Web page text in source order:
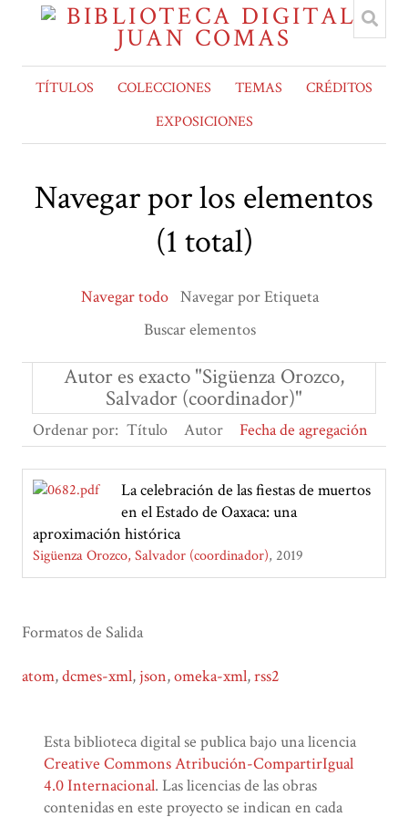
TÍTULOS COLECCIONES TEMAS
CRÉDITOS
EXPOSICIONES
Navegar por los elementos
(1 total)
Navegar todo Navegar por Etiqueta
Buscar elementos
Autor es exacto "Sigüenza Orozco,
Salvador (coordinador)"
Ordenar por: Título Autor Fecha de agregación
La celebración de las fiestas de muertos
en el Estado de Oaxaca: una
aproximación histórica
Sigüenza Orozco, Salvador (coordinador) 2019
Formatos de Salida
atom,dcmes-xml, json,omeka-xml,rss2
Esta biblioteca digital se publica bajo una licencia
Creative Commons Atribución-CompartirIgual
4.0 Internacional. Las licencias de las obras
contenidas en este proyecto se indican en cada